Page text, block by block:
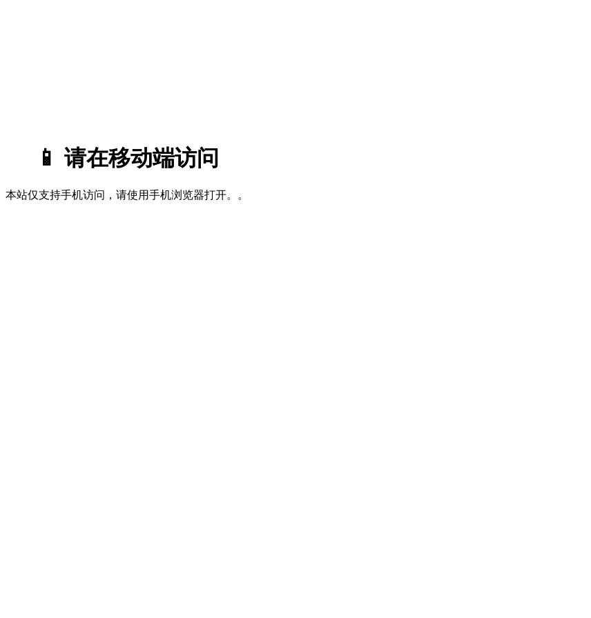
📱 请在移动端访问
本站仅支持手机访问，请使用手机浏览器打开。。